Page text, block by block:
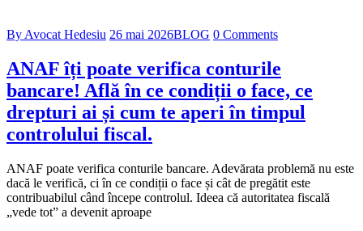
By Avocat Hedesiu 26 mai 2026BLOG 0 Comments
ANAF îți poate verifica conturile
bancare! Află în ce condiții o face, ce
drepturi ai și cum te aperi în timpul
controlului fiscal.
ANAF poate verifica conturile bancare. Adevărata problemă nu este
dacă le verifică, ci în ce condiții o face și cât de pregătit este
contribuabilul când începe controlul. Ideea că autoritatea fiscală
„vede tot” a devenit aproape